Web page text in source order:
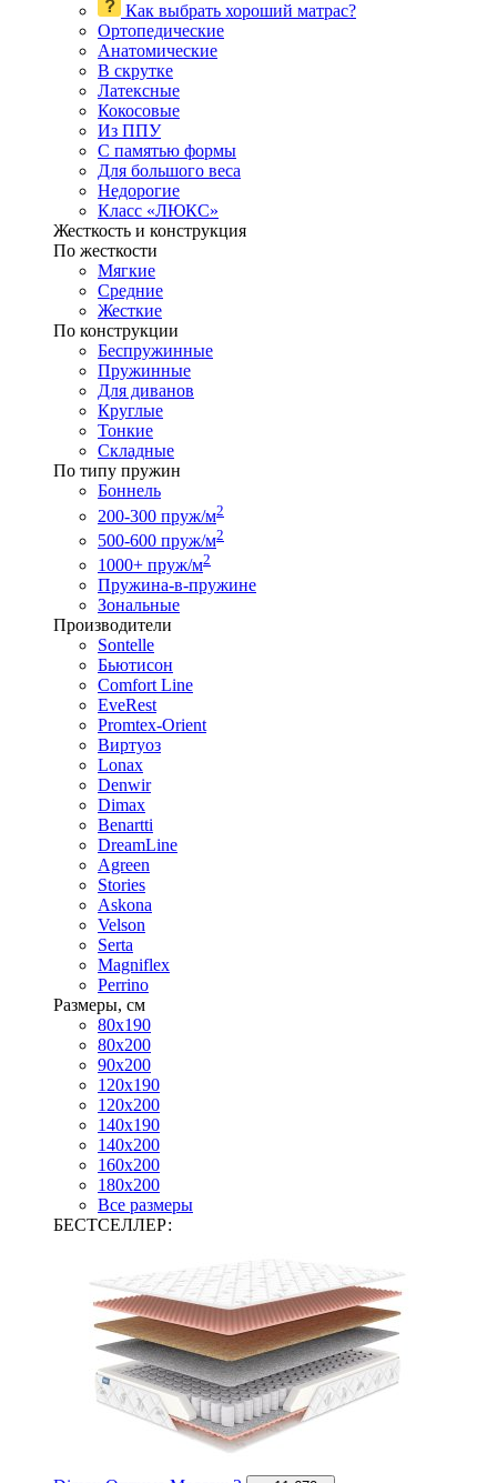
Как выбрать хороший матрас?
Ортопедические
Анатомические
В скрутке
Латексные
Кокосовые
Из ППУ
С памятью формы
Для большого веса
Недорогие
Класс «ЛЮКС»
Жесткость и конструкция
По жесткости
Мягкие
Средние
Жесткие
По конструкции
Беспружинные
Пружинные
Для диванов
Круглые
Тонкие
Складные
По типу пружин
Боннель
200-300 пруж/м2
500-600 пруж/м2
1000+ пруж/м2
Пружина-в-пружине
Зональные
Производители
Sontelle
Бьютисон
Comfort Line
EveRest
Promtex-Orient
Виртуоз
Lonax
Denwir
Dimax
Benartti
DreamLine
Agreen
Stories
Askona
Velson
Serta
Magniflex
Perrino
Размеры, см
80х190
80х200
90х200
120х190
120х200
140х190
140х200
160х200
180х200
Все размеры
БЕСТСЕЛЛЕР: